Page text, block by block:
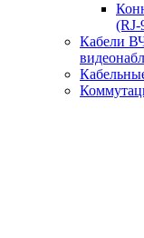
(RJ-
Кабели